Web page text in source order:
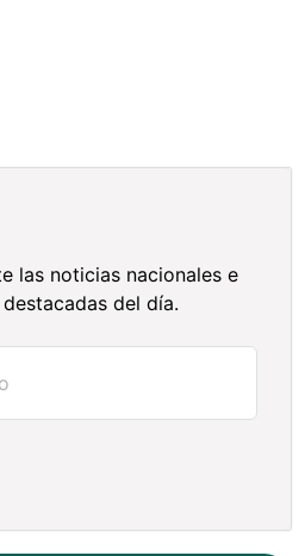
las noticias nacionales e
del día.